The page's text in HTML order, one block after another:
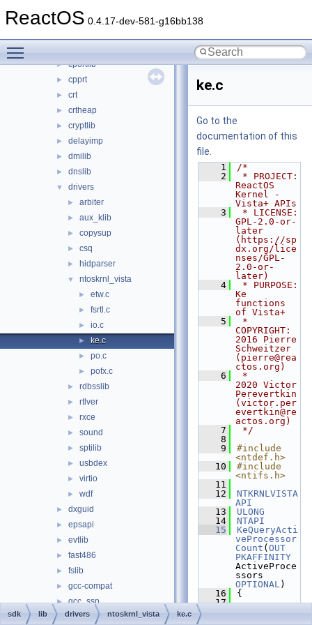
ReactOS 0.4.17-dev-581-g16bb138
► cmlib
► cportlib
► cpprt
► crt
► crtheap
► cryptlib
► delayimp
► dmilib
► dnslib
▼ drivers
► arbiter
► aux_klib
► copysup
► csq
► hidparser
▼ ntoskrnl_vista
► etw.c
► fsrtl.c
► io.c
► ke.c
► po.c
► pofx.c
► rdbsslib
► rtlver
► rxce
► sound
► sptilib
► usbdex
► virtio
► wdf
► dxguid
► epsapi
► evtlib
► fast486
► fslib
► gcc-compat
► gcc_ssp
► inflib
ke.c
Go to the
documentation of this
file.
    1
/*
    2
* PROJECT:
ReactOS
Kernel -
Vista+ APIs
    3
* LICENSE:
GPL-2.0-or-
later
(https://sp
dx.org/lice
nses/GPL-
2.0-or-
later)
    4
* PURPOSE:
Ke
functions
of Vista+
    5
*
COPYRIGHT:
2016 Pierre
Schweitzer
(pierre@rea
ctos.org)
    6
*
2020 Victor
Perevertkin
(victor.per
evertkin@re
actos.org)
    7
*/
    8
    9
#include
<ntdef.h>
   10
#include
<ntifs.h>
   11
   12
NTKRNLVISTA
API
   13
ULONG
   14
NTAPI
   15
KeQueryActi
veProcessor
Count ( OUT
PKAFFINITY
ActiveProce
OPTIONAL)
   16
{
   17
sdk lib drivers ntoskrnl_vista ke.c